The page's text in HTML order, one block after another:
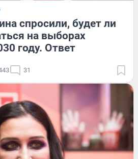
спросили, будет ли
на выборах
году. Ответ
31